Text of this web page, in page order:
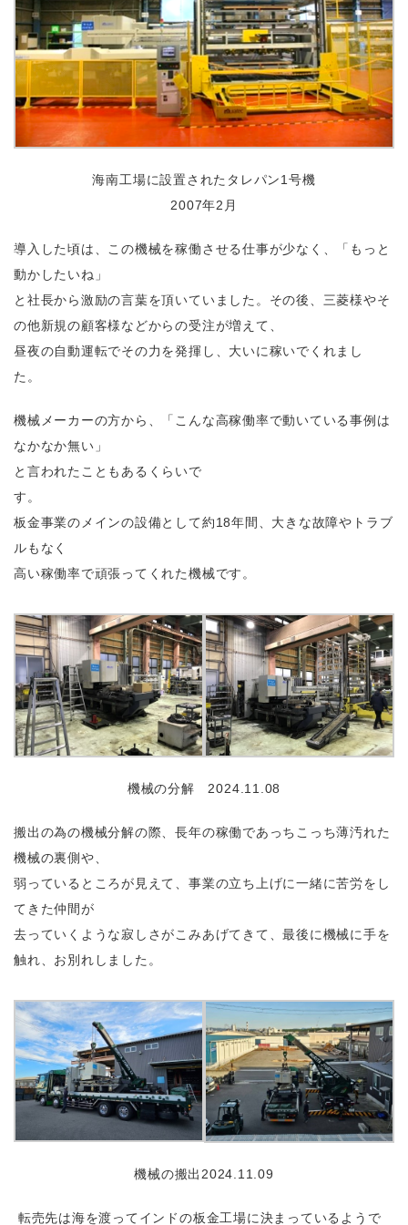
海南工場に設置されたタレパン1号機
2007年2月
導入した頃は、この機械を稼働させる仕事が少なく、「もっと
動かしたいね」
と社長から激励の言葉を頂いていました。その後、三菱様やそ
の他新規の顧客様などからの受注が増えて、
昼夜の自動運転でその力を発揮し、大いに稼いでくれまし
た。
機械メーカーの方から、「こんな高稼働率で動いている事例は
なかなか無い」
と言われたこともあるくらいで
す。
板金事業のメインの設備として約18年間、大きな故障やトラブ
ルもなく
高い稼働率で頑張ってくれた機械です。
機械の分解 2024.11.08
搬出の為の機械分解の際、長年の稼働であっちこっち薄汚れた
機械の裏側や、
弱っているところが見えて、事業の立ち上げに一緒に苦労をし
てきた仲間が
去っていくような寂しさがこみあげてきて、最後に機械に手を
触れ、お別れしました。
機械の搬出2024.11.09
転売先は海を渡ってインドの板金工場に決まっているようで